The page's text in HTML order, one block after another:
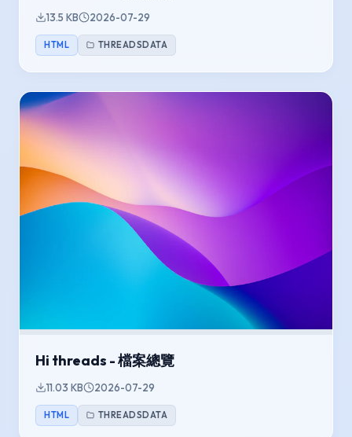
13.5 KB 2026-07-29
HTML THREADSDATA
Hi threads - 檔案總覽
11.03 KB 2026-07-29
HTML THREADSDATA